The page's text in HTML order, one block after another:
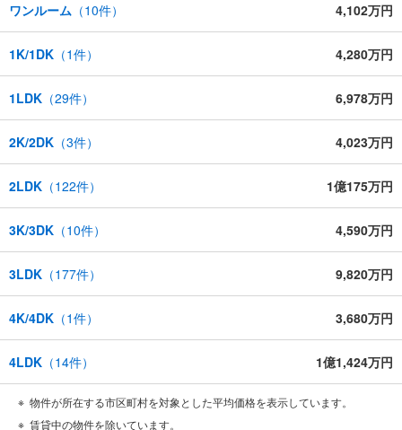
ワンルーム （10件） 4,102万円
1K/1DK （1件） 4,280万円
1LDK （29件） 6,978万円
2K/2DK （3件） 4,023万円
2LDK （122件） 1億175万円
3K/3DK （10件） 4,590万円
3LDK （177件） 9,820万円
4K/4DK （1件） 3,680万円
4LDK （14件） 1億1,424万円
物件が所在する市区町村を対象とした平均価格を表示しています。
賃貸中の物件を除いています。